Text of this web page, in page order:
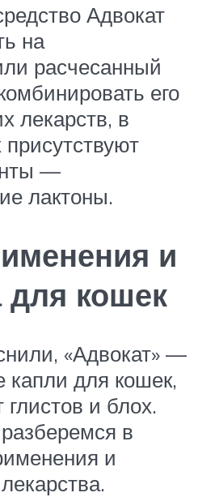
Адвокат
на
расчесанный
его
лекарств, в
—
лактоны.
и
для кошек
«Адвокат» —
капли для кошек,
и блох.
в
и